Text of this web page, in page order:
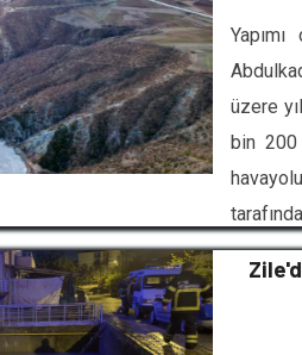
üzere
bin 200